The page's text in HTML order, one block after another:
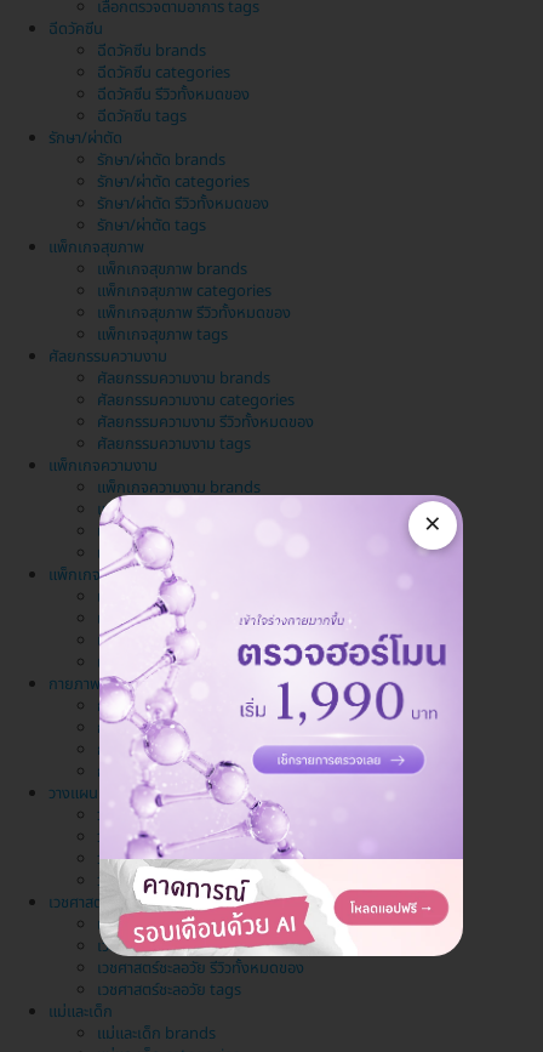
เลือกตรวจตามอาการ tags
ฉีดวัคซีน
ฉีดวัคซีน brands
ฉีดวัคซีน categories
ฉีดวัคซีน รีวิวทั้งหมดของ
ฉีดวัคซีน tags
รักษา/ผ่าตัด
รักษา/ผ่าตัด brands
รักษา/ผ่าตัด categories
รักษา/ผ่าตัด รีวิวทั้งหมดของ
รักษา/ผ่าตัด tags
แพ็กเกจสุขภาพ
แพ็กเกจสุขภาพ brands
แพ็กเกจสุขภาพ categories
แพ็กเกจสุขภาพ รีวิวทั้งหมดของ
แพ็กเกจสุขภาพ tags
ศัลยกรรมความงาม
ศัลยกรรมความงาม brands
ศัลยกรรมความงาม categories
ศัลยกรรมความงาม รีวิวทั้งหมดของ
ศัลยกรรมความงาม tags
แพ็กเกจความงาม
แพ็กเกจความงาม brands
แพ็กเกจความงาม categories
แพ็กเกจความงาม รีวิวทั้งหมดของ
แพ็กเกจความงาม tags
แพ็กเกจทำฟัน
แพ็กเกจทำฟัน brands
แพ็กเกจทำฟัน categories
แพ็กเกจทำฟัน รีวิวทั้งหมดของ
แพ็กเกจทำฟัน tags
กายภาพบำบัด นวด สปา
กายภาพบำบัด นวด สปา brands
กายภาพบำบัด นวด สปา categories
กายภาพบำบัด นวด สปา รีวิวทั้งหมดของ
กายภาพบำบัด นวด สปา tags
วางแผนครอบครัว
วางแผนครอบครัว brands
วางแผนครอบครัว categories
วางแผนครอบครัว รีวิวทั้งหมดของ
วางแผนครอบครัว tags
เวชศาสตร์ชะลอวัย
เวชศาสตร์ชะลอวัย brands
เวชศาสตร์ชะลอวัย categories
เวชศาสตร์ชะลอวัย รีวิวทั้งหมดของ
เวชศาสตร์ชะลอวัย tags
แม่และเด็ก
แม่และเด็ก brands
×